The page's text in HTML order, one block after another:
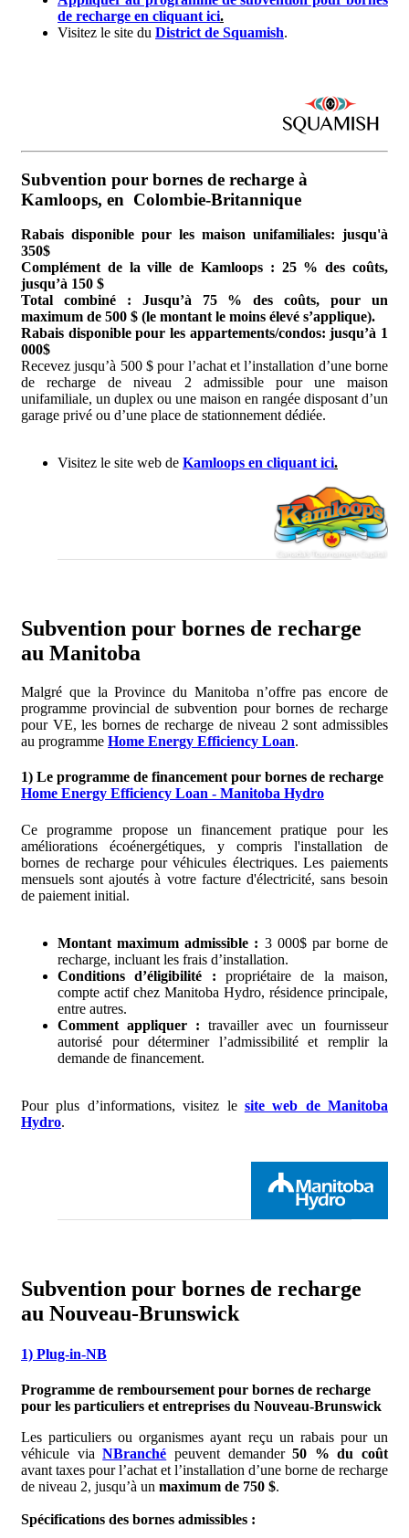
de recharge en cliquant ici.
Visitez le site du District de Squamish.
Subvention pour bornes de recharge à
Kamloops, en Colombie-Britannique
Rabais disponible pour les maison unifamiliales: jusqu'à
350$
Complément de la ville de Kamloops : 25 % des coûts,
jusqu’à 150 $
Total combiné : Jusqu’à 75 % des coûts, pour un
maximum de 500 $ (le montant le moins élevé s’applique).
Rabais disponible pour les appartements/condos: jusqu’à 1
000$
Recevez jusqu’à 500 $ pour l’achat et l’installation d’une borne
de recharge de niveau 2 admissible pour une maison
unifamiliale, un duplex ou une maison en rangée disposant d’un
garage privé ou d’une place de stationnement dédiée.
Visitez le site web de Kamloops en cliquant ici.
Subvention pour bornes de recharge
au Manitoba
Malgré que la Province du Manitoba n’offre pas encore de
programme provincial de subvention pour bornes de recharge
pour VE, les bornes de recharge de niveau 2 sont admissibles
au programme Home Energy Efficiency Loan.
1) Le programme de financement pour bornes de recharge
Home Energy Efficiency Loan - Manitoba Hydro
Ce programme propose un financement pratique pour les
améliorations écoénergétiques, y compris l'installation de
bornes de recharge pour véhicules électriques. Les paiements
mensuels sont ajoutés à votre facture d'électricité, sans besoin
de paiement initial.
Montant maximum admissible : 3 000$ par borne de
recharge, incluant les frais d’installation.
Conditions d’éligibilité : propriétaire de la maison,
compte actif chez Manitoba Hydro, résidence principale,
entre autres.
Comment appliquer : travailler avec un fournisseur
autorisé pour déterminer l’admissibilité et remplir la
demande de financement.
Pour plus d’informations, visitez le site web de Manitoba
Hydro.
Subvention pour bornes de recharge
au Nouveau-Brunswick
1) Plug-in-NB
Programme de remboursement pour bornes de recharge
pour les particuliers et entreprises du Nouveau-Brunswick
Les particuliers ou organismes ayant reçu un rabais pour un
véhicule viaNBranché peuvent demander50 % du coût
avant taxes pour l’achat et l’installation d’une borne de recharge
de niveau 2, jusqu’à un maximum de 750 $.
Spécifications des bornes admissibles :